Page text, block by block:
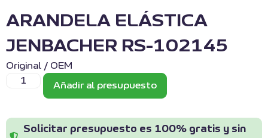
ARANDELA ELÁSTICA
JENBACHER RS-102145
Original / OEM
Añadir al presupuesto
Solicitar presupuesto es 100% gratis y sin